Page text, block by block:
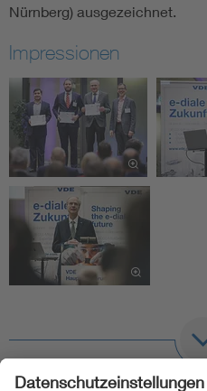
Nürnberg) ausgezeichnet.
Impressionen